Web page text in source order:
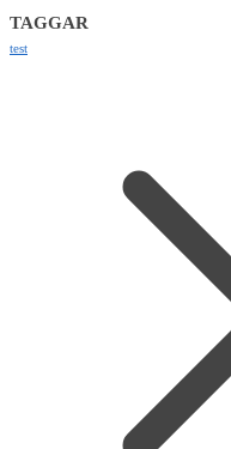
TAGGAR
test